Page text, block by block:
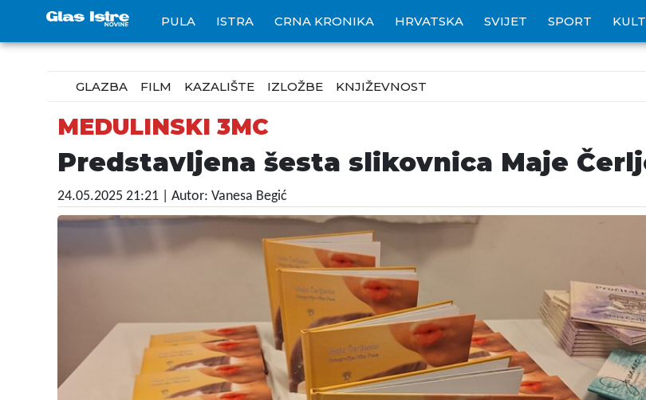
PULA ISTRA CRNA KRONIKA HRVATSKA SVIJET SPORT
GLAZBA FILM KAZALIŠTE IZLOŽBE KNJIŽEVNOST
MEDULINSKI 3MC
Predstavljena šesta slikovnica Maje
24.05.2025 21:21 | Autor: Vanesa Begić